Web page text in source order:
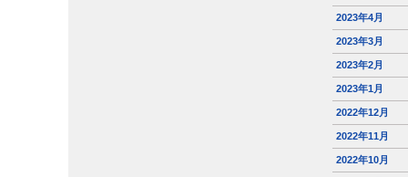
2023年4月
2023年3月
2023年2月
2023年1月
2022年12月
2022年11月
2022年10月